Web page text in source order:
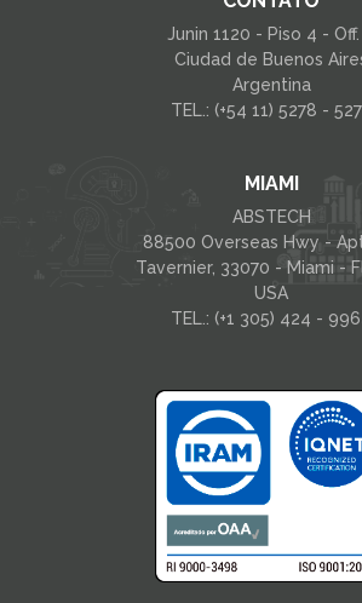
Junin 1120 - Piso 4 - Off.
Ciudad de Buenos
Argentina
TEL.: (+54 11) 5278 -
MIAMI
ABSTECH
88500 Overseas Hwy -
Tavernier, 33070 - Miami -
USA
TEL.: (+1 305) 424 -